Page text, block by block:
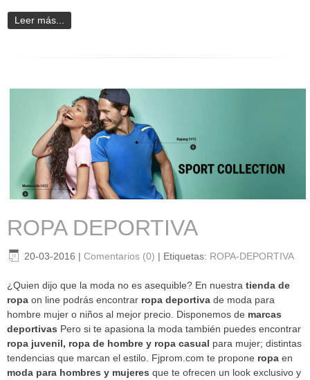
Leer más...
ROPA DEPORTIVA
20-03-2016 | Comentarios (0) | Etiquetas: ROPA-DEPORTIVA
¿Quien dijo que la moda no es asequible? En nuestra tienda de
ropa on line podrás encontrar ropa deportiva de moda para
hombre mujer o niños al mejor precio. Disponemos de marcas
deportivas Pero si te apasiona la moda también puedes encontrar
ropa juvenil, ropa de hombre y ropa casual para mujer; distintas
tendencias que marcan el estilo. Fjprom.com te propone ropa en
moda para hombres y mujeres que te ofrecen un look exclusivo y